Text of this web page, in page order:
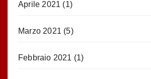
Aprile 2021 (1)
Marzo 2021 (5)
Febbraio 2021 (1)